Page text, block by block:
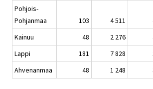
Pohjois-
Pohjanmaa
103 4 511
Kainuu
48 2 276
Lappi
181 7 828
Ahvenanmaa
48 1 248